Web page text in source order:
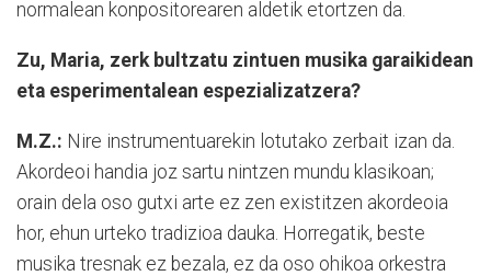
normalean konpositorearen aldetik etortzen da.
Zu, Maria, zerk bultzatu zintuen musika garaikidean
eta esperimentalean espezializatzera?
M.Z.: Nire instrumentuarekin lotutako zerbait izan da.
Akordeoi handia joz sartu nintzen mundu klasikoan;
orain dela oso gutxi arte ez zen existitzen akordeoia
hor, ehun urteko tradizioa dauka. Horregatik, beste
musika tresnak ez bezala, ez da oso ohikoa orkestra